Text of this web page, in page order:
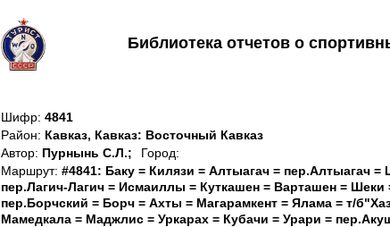
Библиотека отчетов о
Шифр: 4841
Район: Кавказ, Кавказ: Восточный Кавказ
Автор: Пурнынь С.Л.;
Город:
Маршрут: #4841: Баку = Килязи = Алтыагач = пер.Алтыагач
пер.Лагич-Лагич = Исмаиллы = Куткашен = Варташен =
пер.Борчский = Борч = Ахты = Магарамкент = Ялама = т/
Мамедкала = Маджлис = Уркарах = Кубачи = Урари =